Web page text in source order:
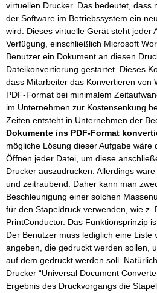
virtuellen Drucker. Das bedeutet, dass
der Software im Betriebssystem ein
wird. Dieses virtuelle Gerät steht jeder
Verfügung, einschließlich Microsoft
Benutzer ein Dokument an diesen
Dateikonvertierung gestartet. Dieses
dass Mitarbeiter das Konvertieren von
PDF-Format bei minimalem
im Unternehmen zur Kostensenkung
Zeiten entsteht in Unternehmen der
Dokumente ins PDF-Format
mögliche Lösung dieser Aufgabe wäre
Öffnen jeder Datei, um diese
Drucker auszudrucken. Allerdings
und zeitraubend. Daher kann man
Beschleunigung einer solchen
für den Stapeldruck verwenden, wie z.
PrintConductor. Das Funktionsprinzip
Der Benutzer muss lediglich eine Liste
angeben, die gedruckt werden sollen,
auf dem gedruckt werden soll.
Drucker “Universal Document
Ergebnis des Druckvorgangs die